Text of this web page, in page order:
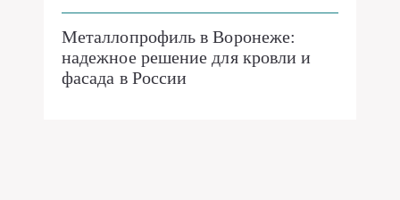
Металлопрофиль в Воронеже:
надежное решение для кровли и
фасада в России